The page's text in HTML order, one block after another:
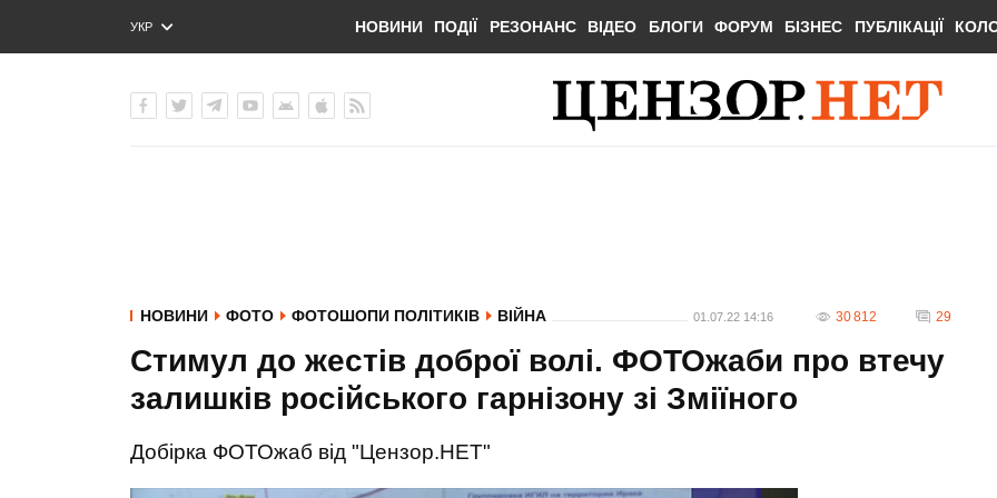
УКР
ENG
НОВИНИ ПОДІЇ РЕЗОНАНС ВІДЕО БЛОГИ ФОРУМ БІЗНЕС ПУБЛІКАЦІЇ
НОВИНИ ФОТО ФОТОШОПИ ПОЛІТИКІВ ВІЙНА 01.07.22 14:16 30 812 29
Стимул до жестів доброї волі. ФОТОжаби про втечу
залишків російського гарнізону зі Зміїного
Добірка ФОТОжаб від "Цензор.НЕТ"